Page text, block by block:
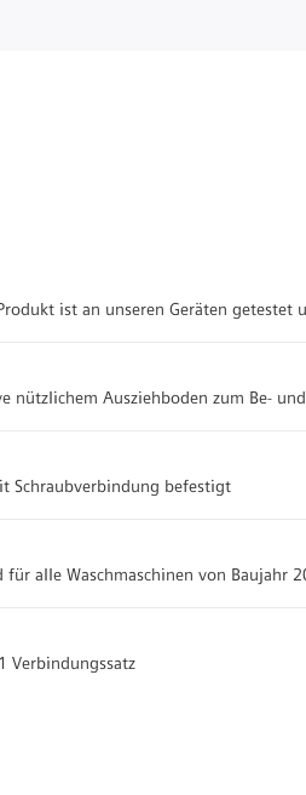
ist an unseren Geräten getestet
nützlichem Ausziehboden zum Be-
Schraubverbindung befestigt
für alle Waschmaschinen von Baujahr
Verbindungssatz